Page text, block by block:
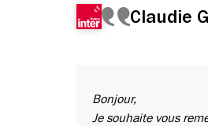
Claudie
Bonjour,
Je souhaite vous